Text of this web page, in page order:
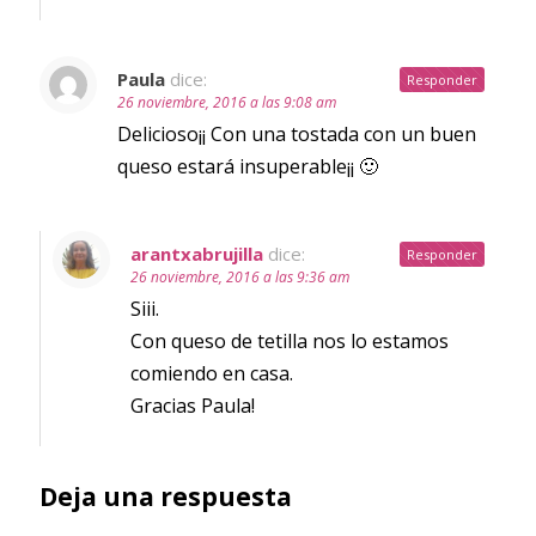
Paula dice:
26 noviembre, 2016 a las 9:08 am
Delicioso¡¡ Con una tostada con un buen
queso estará insuperable¡¡ 🙂
Responder
arantxabrujilla dice:
26 noviembre, 2016 a las 9:36 am
Siii.
Con queso de tetilla nos lo estamos
comiendo en casa.
Gracias Paula!
Responder
Deja una respuesta